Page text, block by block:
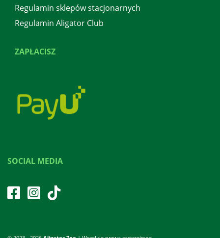
Regulamin sklepów stacjonarnych
Regulamin Aligator Club
ZAPŁACISZ
SOCIAL MEDIA